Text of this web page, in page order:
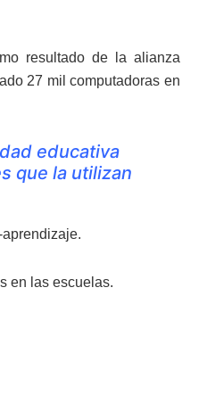
resultado de la alianza
27 mil computadoras en
educativa
que la utilizan
en las escuelas.